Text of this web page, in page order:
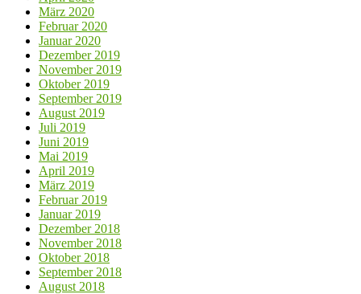
März 2020
Februar 2020
Januar 2020
Dezember 2019
November 2019
Oktober 2019
September 2019
August 2019
Juli 2019
Juni 2019
Mai 2019
April 2019
März 2019
Februar 2019
Januar 2019
Dezember 2018
November 2018
Oktober 2018
September 2018
August 2018